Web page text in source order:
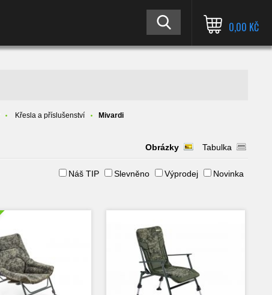
0,00 KČ
Křesla a příslušenství Mivardi
Obrázky Tabulka
Náš TIP Slevněno Výprodej
Novinka